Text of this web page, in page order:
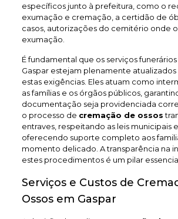
específicos junto à prefeitura, como o
exumação e cremação, a certidão de
casos, autorizações do cemitério onde
exumação.
É fundamental que os serviços
Gaspar estejam plenamente
estas exigências. Eles atuam como
as famílias e os órgãos públicos,
documentação seja providenciada
o processo de cremação de ossos
entraves, respeitando as leis municipais
oferecendo suporte completo aos
momento delicado. A transparência na
estes procedimentos é um pilar
Serviços e Custos de
Ossos em Gaspar